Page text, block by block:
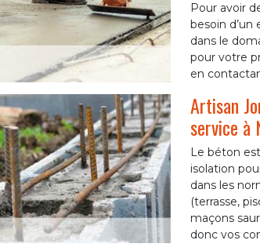
Pour avoir
besoin d’un
dans le
pour votre
en
Artisan
service à
Le béton
isolation
dans les
(terrasse,
maçons
donc vos